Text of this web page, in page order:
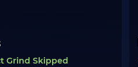
Grind Skipped